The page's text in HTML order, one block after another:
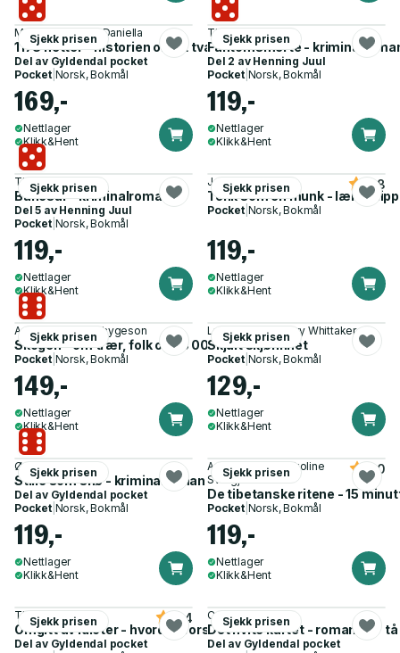
Sjekk prisen
Marte Spurkland, Daniella
1178 netter - historien om et tvangsekteskap
Del av Gyldendal pocket
Pocket| Norsk, Bokmål
169,-
Nettlager
Klikk&Hent
Sjekk prisen
Thomas Enger
Fantomsmerte -
Del 2 av Henning Juul
Pocket| Norsk, Bokmål
119,-
Nettlager
Klikk&Hent
Sjekk prisen
Thomas Enger
Banesår - kriminalroman
Del 5 av Henning Juul
Pocket| Norsk, Bokmål
119,-
Nettlager
Klikk&Hent
Sjekk prisen
Jay Shetty
Tenk som en munk - lær å
4.8
Pocket| Norsk, Bokmål
119,-
Nettlager
Klikk&Hent
Sjekk prisen
Anne Sverdrup-Thygeson
Skogen - om trær, folk og 25 000 andre arter
Pocket| Norsk, Bokmål
149,-
Nettlager
Klikk&Hent
Sjekk prisen
Lucinda Riley, Harry Whittaker
Skjult skjønnhet
Pocket| Norsk, Bokmål
129,-
Nettlager
Klikk&Hent
Sjekk prisen
Ørjan N. Karlsson
Stille som snø - kriminalroman
Del av Gyldendal pocket
Pocket| Norsk, Bokmål
119,-
Nettlager
Klikk&Hent
Sjekk prisen
Audun Myskja, Nikoline
Svergja
De tibetanske ritene - 15
5.0
Pocket| Norsk, Bokmål
119,-
Nettlager
Klikk&Hent
Sjekk prisen
Thomas Erikson
Omgitt av idioter - hvordan forstå dem det ikke går an å forstå
4.4
Del av Gyldendal pocket
Sjekk prisen
Cecilie Enger
Det hvite kartet - roman
Del av Gyldendal pocket